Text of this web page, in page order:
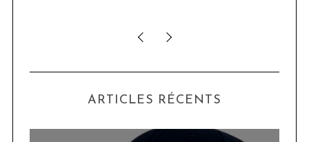
ARTICLES RÉCENTS